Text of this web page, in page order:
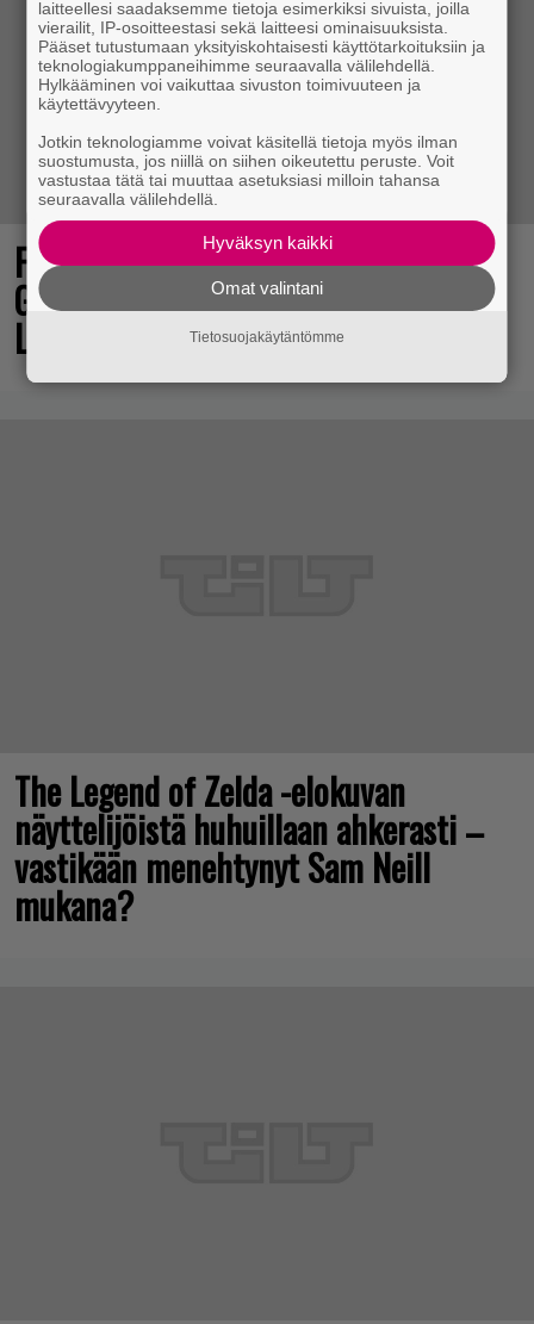
Final Fantasy VII Revelation näytillä
Gamescom-messujen Opening Night
Live -tapahtumassa
The Legend of Zelda -elokuvan
näyttelijöistä huhuillaan ahkerasti –
vastikään menehtynyt Sam Neill
mukana?
laitteellesi saadaksemme tietoja esimerkiksi sivuista, joilla
vierailit, IP-osoitteestasi sekä laitteesi ominaisuuksista.
Pääset tutustumaan yksityiskohtaisesti käyttötarkoituksiin ja
teknologiakumppaneihimme seuraavalla välilehdellä.
Hylkääminen voi vaikuttaa sivuston toimivuuteen ja
käytettävyyteen.
Jotkin teknologiamme voivat käsitellä tietoja myös ilman
suostumusta, jos niillä on siihen oikeutettu peruste. Voit
vastustaa tätä tai muuttaa asetuksiasi milloin tahansa
seuraavalla välilehdellä.
Hyväksyn kaikki
Omat valintani
Tietosuojakäytäntömme